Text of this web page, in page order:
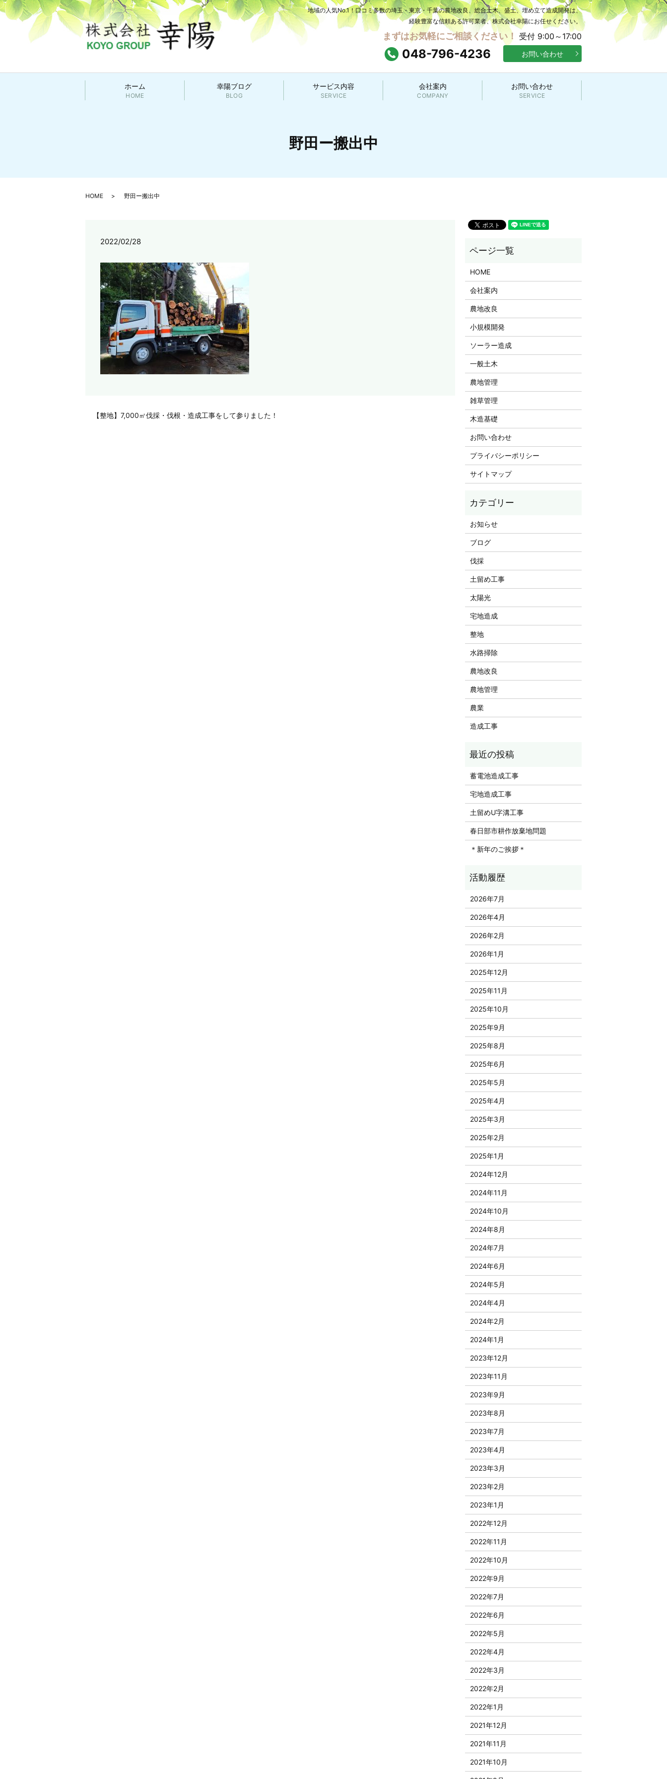
地域の人気No.1！口コミ多数の埼玉・東京・千葉の農地改良、総合土木、盛土、埋め立て造成開発は、
経験豊富な信頼ある許可業者、株式会社幸陽にお任せください。
まずはお気軽にご相談ください！ 受付 9:00～17:00
048-796-4236 お問い合わせ
ホーム
HOME
幸陽ブログ
BLOG
サービス内容
SERVICE
会社案内
COMPANY
お問い合わせ
SERVICE
野田ー搬出中
HOME 野田ー搬出中
2022/02/28
【整地】7,000㎡伐採・伐根・造成工事をして参りました！
HOME
会社案内
農地改良
小規模開発
ソーラー造成
一般土木
農地管理
雑草管理
木造基礎
お問い合わせ
プライバシーポリシー
サイトマップ
お知らせ
ブログ
伐採
土留め工事
太陽光
宅地造成
整地
水路掃除
農地改良
農地管理
農業
造成工事
蓄電池造成工事
宅地造成工事
土留めU字溝工事
春日部市耕作放棄地問題
＊新年のご挨拶＊
2026年7月
2026年4月
2026年2月
2026年1月
2025年12月
2025年11月
2025年10月
2025年9月
2025年8月
2025年6月
2025年5月
2025年4月
2025年3月
2025年2月
2025年1月
2024年12月
2024年11月
2024年10月
2024年8月
2024年7月
2024年6月
2024年5月
2024年4月
2024年2月
2024年1月
2023年12月
2023年11月
2023年9月
2023年8月
2023年7月
2023年4月
2023年3月
2023年2月
2023年1月
2022年12月
2022年11月
2022年10月
2022年9月
2022年7月
2022年6月
2022年5月
2022年4月
2022年3月
2022年2月
2022年1月
2021年12月
2021年11月
2021年10月